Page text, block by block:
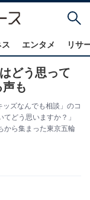
エンタメ リサ
どう思って
も
ズなんでも相談」のコ
どう思いますか？」
から集まった東京五輪